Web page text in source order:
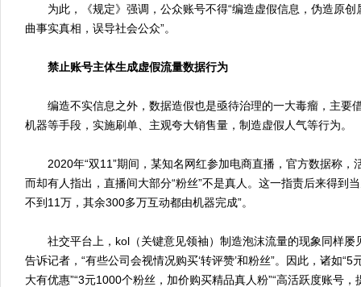
为此，《规定》强调，公众账号不得“编造虚假信息，伪造原创
曲事实真相，误导社会公众”。
禁止账号主体生成虚假流量数据行为
编造不实信息之外，数据造假也是亟待治理的一大毒瘤，主要
机器等手段，实施刷单、主观夸大销售量，制造虚假人气等行为。
2020年“双11”期间，某知名网红参加电商直播，官方数据称，
而却有人指出，直播间大部分“粉丝”不是真人。这一指责后来得到
不到11万，其余300多万互动都由机器完成”。
社交平台上，kol（关键意见领袖）制造泡沫流量的现象同样屡
告诉记者，“有些公司会视情况购买‘转评赞’和粉丝”。因此，诸如
大有优惠”“3元1000个粉丝，加价购买精品真人粉”“高活跃度账号